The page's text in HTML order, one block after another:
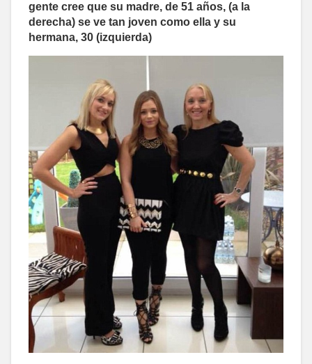
gente cree que su madre, de 51 años, (a la
derecha) se ve tan joven como ella y su
hermana, 30 (izquierda)